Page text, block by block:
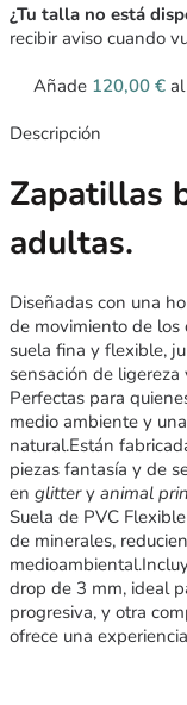
¿Tu talla no está
recibir aviso cuando
Añade 120,00 €
Descripción
Zapatillas
adultas.
Diseñadas con una
de movimiento de los
suela fina y flexible,
sensación de
Perfectas para
medio ambiente y
natural.Están
piezas fantasía y de
en glittery animal
Suela de PVC
de minerales,
drop de 3 mm, ideal
progresiva, y otra
ofrece una